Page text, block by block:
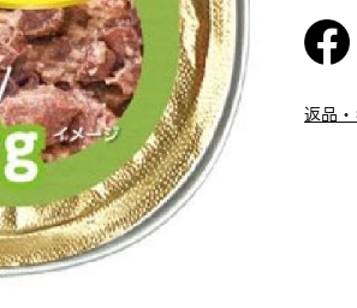
返品